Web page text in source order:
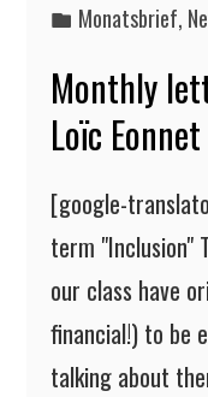
Monatsbrief,
Monthly
Loïc Eonnet
[google-
term "Inclusion"
our class have
financial!) to be
talking about